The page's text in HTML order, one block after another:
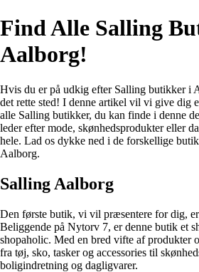
Find Alle Salling
Aalborg!
Hvis du er på udkig efter Salling butikker i
det rette sted! I denne artikel vil vi give dig
alle Salling butikker, du kan finde i denne
leder efter mode, skønhedsprodukter eller
hele. Lad os dykke ned i de forskellige
Aalborg.
Salling Aalborg
Den første butik, vi vil præsentere for dig,
Beliggende på Nytorv 7, er denne butik et
shopaholic. Med en bred vifte af produkter
fra tøj, sko, tasker og accessories til
boligindretning og dagligvarer.